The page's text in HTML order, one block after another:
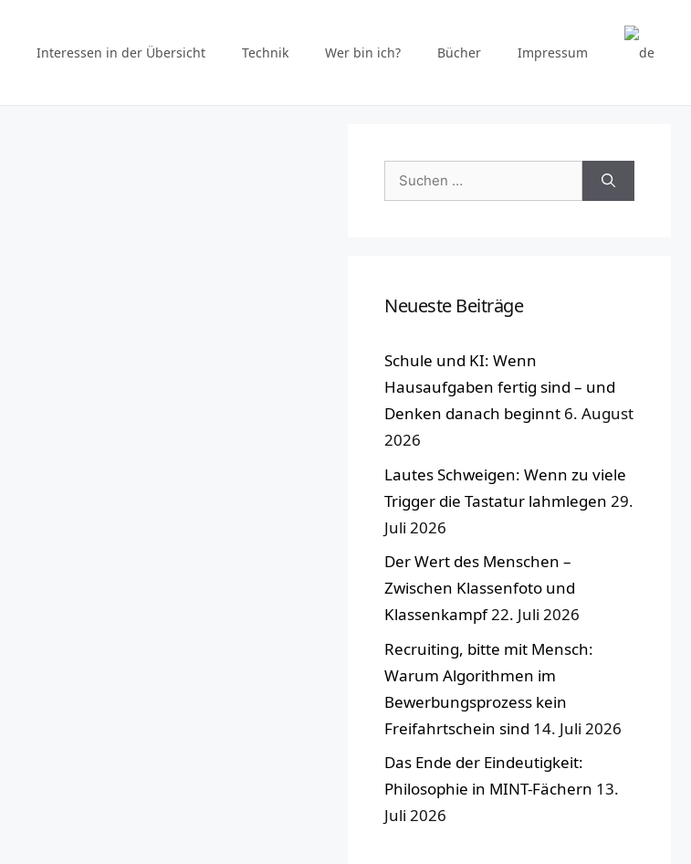
Interessen in der Übersicht Technik Wer bin ich? Bücher Impressum
Suchen
nach:
Neueste Beiträge
Schule und KI: Wenn
Hausaufgaben fertig sind – und
Denken danach beginnt 6. August
2026
Lautes Schweigen: Wenn zu viele
Trigger die Tastatur lahmlegen 29.
Juli 2026
Der Wert des Menschen –
Zwischen Klassenfoto und
Klassenkampf22. Juli 2026
Recruiting, bitte mit Mensch:
Warum Algorithmen im
Bewerbungsprozess kein
Freifahrtschein sind 14. Juli 2026
Das Ende der Eindeutigkeit:
Philosophie in MINT-Fächern 13.
Juli 2026